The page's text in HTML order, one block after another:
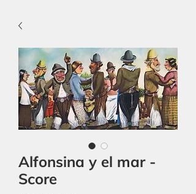
Alfonsina y el mar -
Score